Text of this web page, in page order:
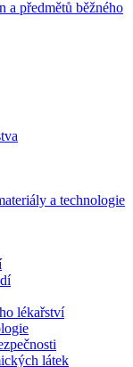
a předmětů běžného
a technologie
lékařství
látek